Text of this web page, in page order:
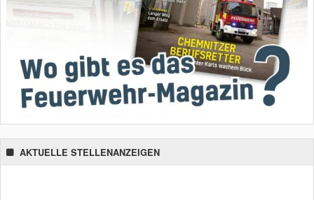
AKTUELLE STELLENANZEIGEN